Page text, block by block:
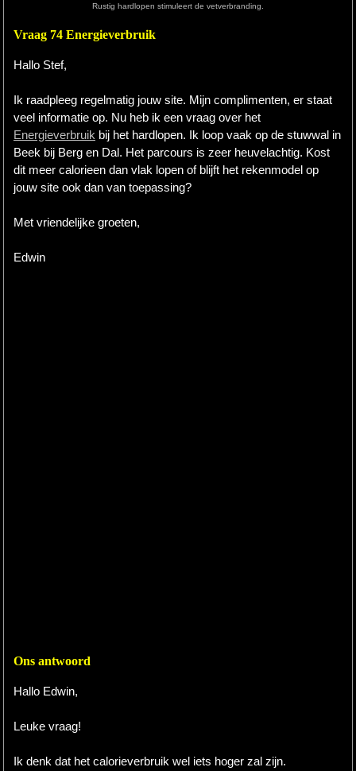
Hardlopen
Extra
Tips
Boeken
Site
Rustig hardlopen stimuleert de vetverbranding.
Vraag 74 Energieverbruik
Hallo Stef,
Ik raadpleeg regelmatig jouw site. Mijn complimenten, er staat
veel informatie op. Nu heb ik een vraag over het
Energieverbruik bij het hardlopen. Ik loop vaak op de stuwwal in
Beek bij Berg en Dal. Het parcours is zeer heuvelachtig. Kost
dit meer calorieen dan vlak lopen of blijft het rekenmodel op
jouw site ook dan van toepassing?
Met vriendelijke groeten,
Edwin
Ons antwoord
Hallo Edwin,
Leuke vraag!
Ik denk dat het calorieverbruik wel iets hoger zal zijn.